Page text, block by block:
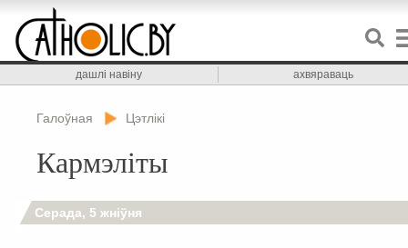
дашлі навіну ахвяраваць
Галоўная Цэтлікі
Кармэліты
Серада, 5 жніўня